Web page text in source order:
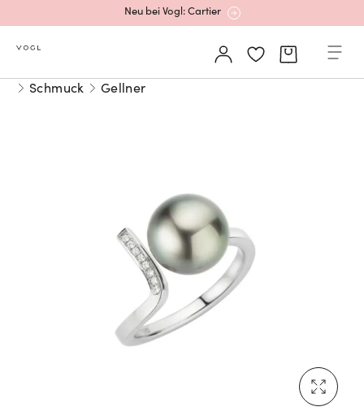
Neu bei Vogl: Cartier
Mehr erfahren: Ikonische Uhren von Cartier
Neu bei Vogl: Uhren von Grand Seiko
Neu bei Vogl: Cartier
Schmuck Gellner